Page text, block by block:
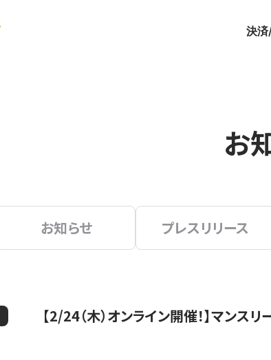
決済
お
お知らせ プレスリリース
【2/24（木）オンライン開催！】マン